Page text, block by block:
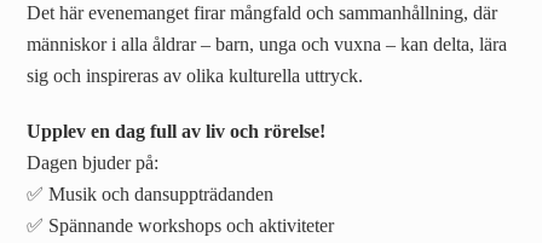
Det här evenemanget firar mångfald och sammanhållning, där
människor i alla åldrar – barn, unga och vuxna – kan delta, lära
sig och inspireras av olika kulturella uttryck.
Upplev en dag full av liv och rörelse!
Dagen bjuder på:
✅ Musik och dansuppträdanden
✅ Spännande workshops och aktiviteter